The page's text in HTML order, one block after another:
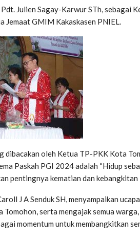
Julien Sagay-Karwur STh, sebagai
Jemaat GMIM Kakaskasen PNIEL.
dibacakan oleh Ketua TP-PKK Kota
Paskah PGI 2024 adalah “Hidup
pentingnya kematian dan
J A Senduk SH, menyampaikan
serta mengajak semua
momentum untuk membangkitkan